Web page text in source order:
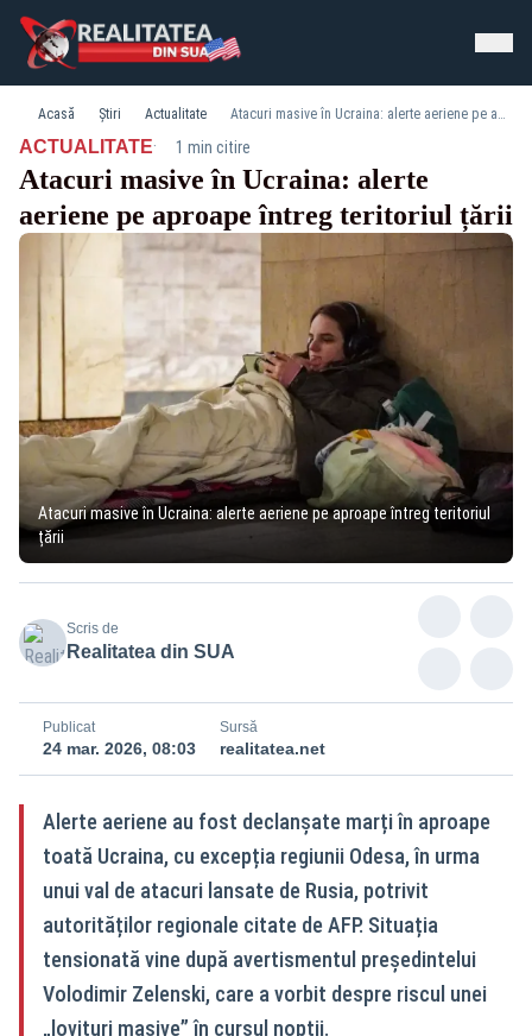
Acasă Știri Actualitate Atacuri masive în Ucraina: alerte aeriene pe aproape întreg teritoriul țării
ACTUALITATE· 1 min citire
Atacuri masive în Ucraina: alerte
aeriene pe aproape întreg teritoriul țării
Atacuri masive în Ucraina: alerte aeriene pe aproape întreg teritoriul
țării
Scris de
Realitatea din SUA
Publicat
24 mar. 2026, 08:03
Sursă
realitatea.net
Alerte aeriene au fost declanșate marți în aproape
toată Ucraina, cu excepția regiunii Odesa, în urma
unui val de atacuri lansate de Rusia, potrivit
autorităților regionale citate de AFP. Situația
tensionată vine după avertismentul președintelui
Volodimir Zelenski, care a vorbit despre riscul unei
„lovituri masive” în cursul nopții.